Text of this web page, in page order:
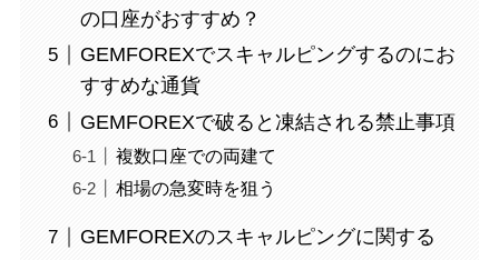
の口座がおすすめ？
GEMFOREXでスキャルピングするのにお
すすめな通貨
GEMFOREXで破ると凍結される禁止事項
複数口座での両建て
相場の急変時を狙う
GEMFOREXのスキャルピングに関する